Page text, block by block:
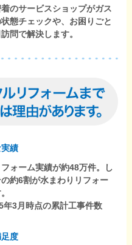
のサービスショップがガス
態チェックや、お困りごと
問で解決します。
績
ォーム実績が約48万件。し
約6割が水まわりリフォー
3月時点の累計工事件数
度